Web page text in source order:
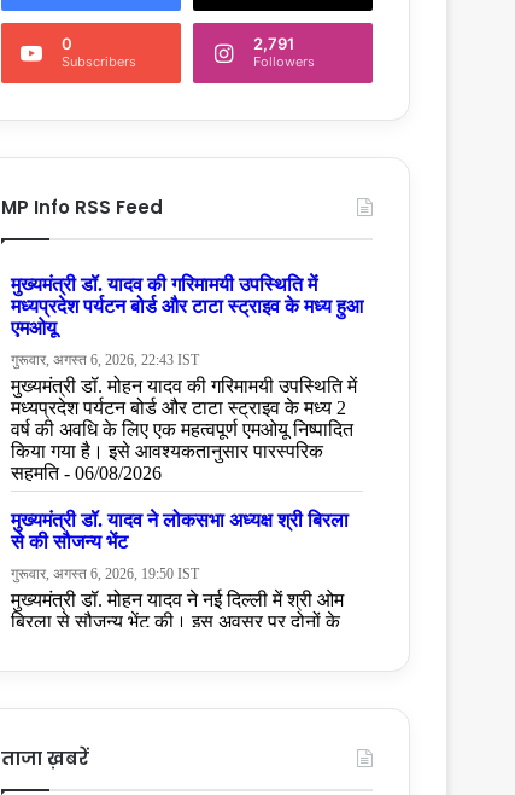
0
Subscribers
2,791
Followers
MP Info RSS Feed
ताजा ख़बरें